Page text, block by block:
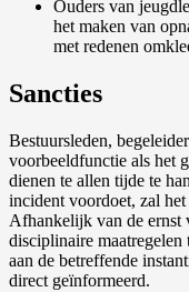
Ouders van
het maken van
met redenen
Sancties
Bestuursleden,
voorbeeldfunctie als het
dienen te allen tijde te
incident voordoet, zal
Afhankelijk van de ernst
disciplinaire
aan de betreffende
direct geïnformeerd.